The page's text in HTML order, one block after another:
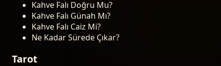
Kahve Falı Doğru Mu?
Kahve Falı Günah Mı?
Kahve Falı Caiz Mi?
Ne Kadar Sürede Çıkar?
Tarot